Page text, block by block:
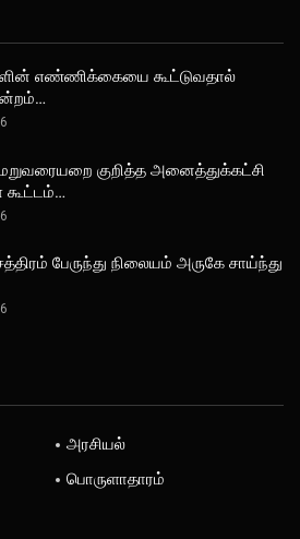
எண்ணிக்கையை கூட்டுவதால்
குறித்த அனைத்துக்கட்சி
கூட்டம்…
சத்திரம் பேருந்து நிலையம் அருகே சாய்ந்து
அரசியல்
பொருளாதாரம்